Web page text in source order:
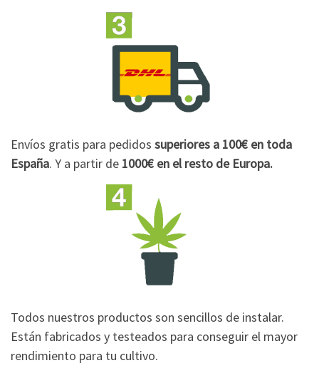
Envíos gratis para pedidos superiores a 100€ en toda
España. Y a partir de 1000€ en el resto de Europa.
Todos nuestros productos son sencillos de instalar.
Están fabricados y testeados para conseguir el mayor
rendimiento para tu cultivo.